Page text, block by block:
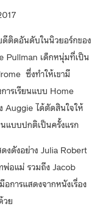
ดีติดอันดับในนิวยอร์กของ
Pullman เด็กหนุ่มที่เป็น
ซึ่งทำให้เขามี
ารเรียนแบบ Home
Auggie ได้ตัดสินใจให้
นแบบปกติเป็นครั้งแรก
งดังอย่าง Julia Robert
อแม่ รวมถึง Jacob
การแสดงจากหนังเรื่อง
วย